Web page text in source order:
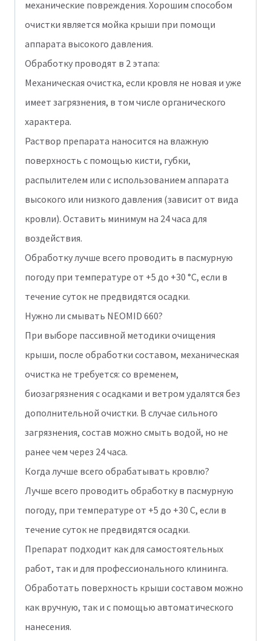
механические повреждения. Хорошим способом
очистки является мойка крыши при помощи
аппарата высокого давления.
Обработку проводят в 2 этапа:
Механическая очистка, если кровля не новая и уже
имеет загрязнения, в том числе органического
характера.
Раствор препарата наносится на влажную
поверхность с помощью кисти, губки,
распылителем или с использованием аппарата
высокого или низкого давления (зависит от вида
кровли). Оставить минимум на 24 часа для
воздействия.
Обработку лучше всего проводить в пасмурную
погоду при температуре от +5 до +30 °С, если в
течение суток не предвидятся осадки.
Нужно ли смывать NEOMID 660?
При выборе пассивной методики очищения
крыши, после обработки составом, механическая
очистка не требуется: со временем,
биозагрязнения с осадками и ветром удалятся без
дополнительной очистки. В случае сильного
загрязнения, состав можно смыть водой, но не
ранее чем через 24 часа.
Когда лучше всего обрабатывать кровлю?
Лучше всего проводить обработку в пасмурную
погоду, при температуре от +5 до +30 С, если в
течение суток не предвидятся осадки.
Препарат подходит как для самостоятельных
работ, так и для профессионального клининга.
Обработать поверхность крыши составом можно
как вручную, так и с помощью автоматического
нанесения.